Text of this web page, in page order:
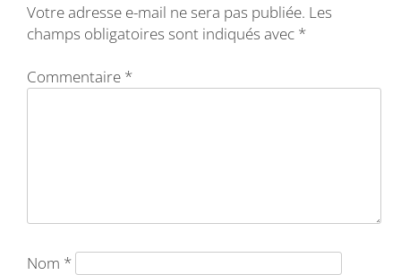
Votre adresse e-mail ne sera pas publiée. Les
champs obligatoires sont indiqués avec *
Commentaire *
Nom *